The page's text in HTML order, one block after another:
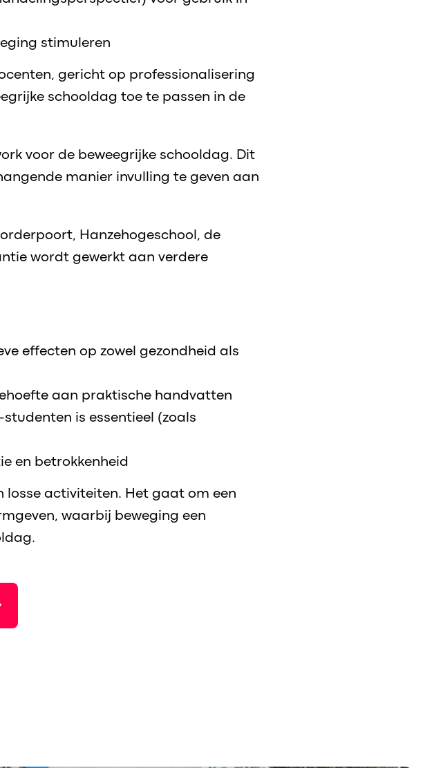
stimuleren
gericht op professionalisering
schooldag toe te passen in de
voor de beweegrijke schooldag. Dit
manier invulling te geven aan
Hanzehogeschool, de
wordt gewerkt aan verdere
effecten op zowel gezondheid als
aan praktische handvatten
is essentieel (zoals
en betrokkenheid
losse activiteiten. Het gaat om een
waarbij beweging een